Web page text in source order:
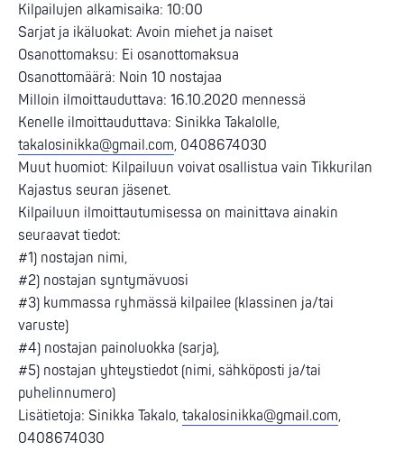
Kilpailujen alkamisaika: 10:00
Sarjat ja ikäluokat: Avoin miehet ja naiset
Osanottomaksu: Ei osanottomaksua
Osanottomäärä: Noin 10 nostajaa
Milloin ilmoittauduttava: 16.10.2020 mennessä
Kenelle ilmoittauduttava: Sinikka Takalolle,
takalosinikka@gmail.com, 0408674030
Muut huomiot: Kilpailuun voivat osallistua vain Tikkurilan
Kajastus seuran jäsenet.
Kilpailuun ilmoittautumisessa on mainittava ainakin
seuraavat tiedot:
#1) nostajan nimi,
#2) nostajan syntymävuosi
#3) kummassa ryhmässä kilpailee (klassinen ja/tai
varuste)
#4) nostajan painoluokka (sarja),
#5) nostajan yhteystiedot (nimi, sähköposti ja/tai
puhelinnumero)
Lisätietoja: Sinikka Takalo, takalosinikka@gmail.com,
0408674030